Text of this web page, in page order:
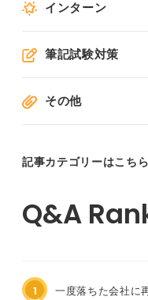
インターン
筆記試験対策
その他
記事カテゴリーはこちら
1 一度落ちた会社に